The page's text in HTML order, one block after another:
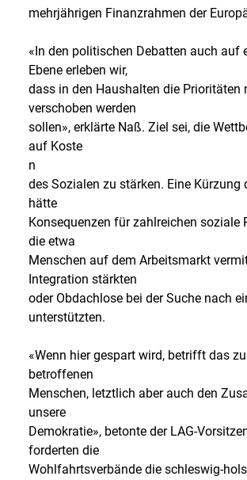
mehrjährigen Finanzrahmen der
«In den politischen Debatten auch auf
Ebene erleben wir,
dass in den Haushalten die Prioritäten
verschoben werden
sollen», erklärte Naß. Ziel sei, die
auf Koste
n
des Sozialen zu stärken. Eine
hätte
Konsequenzen für zahlreichen soziale
die etwa
Menschen auf dem Arbeitsmarkt
Integration stärkten
oder Obdachlose bei der Suche nach
unterstützten.
«Wenn hier gespart wird, betrifft das
betroffenen
Menschen, letztlich aber auch den
unsere
Demokratie», betonte der LAG-
forderten die
Wohlfahrtsverbände die schleswig-